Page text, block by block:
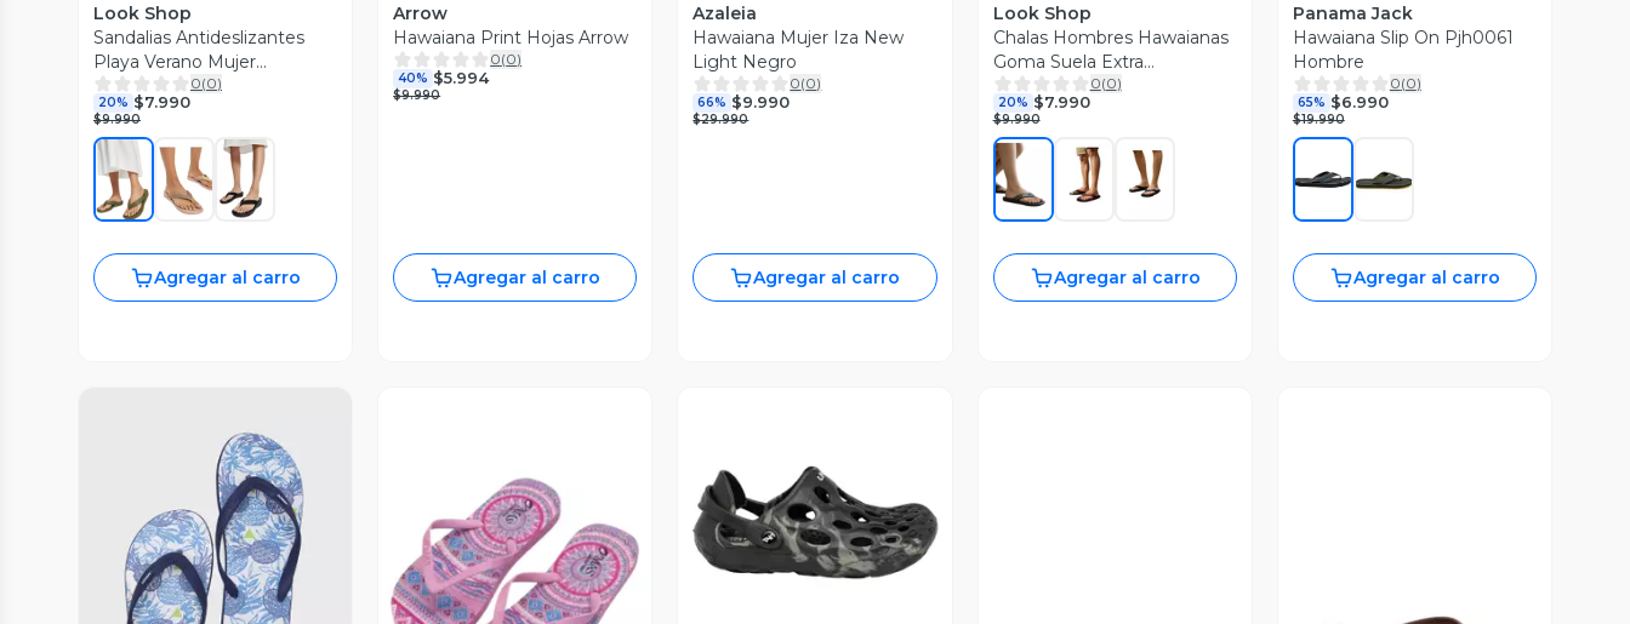
Look Shop
Sandalias Antideslizantes
Playa Verano Mujer
Hawaiana Chalas 1262
0(0)
20% $7.990
$9.990
Agregar al carro
Arrow
Hawaiana Print Hojas Arrow
0(0)
40% $5.994
$9.990
Agregar al carro
Azaleia
Hawaiana Mujer Iza New
Light Negro
0(0)
66% $9.990
$29.990
Agregar al carro
Look Shop
Chalas Hombres Hawaianas
Goma Suela Extra
Confortable Ducha 144
0(0)
20% $7.990
$9.990
Agregar al carro
Panama Jack
Hawaiana Slip On Pjh0061
Hombre
0(0)
65% $6.990
$19.990
Agregar al carro
Vista Previa Vista Previa
Vista Previa